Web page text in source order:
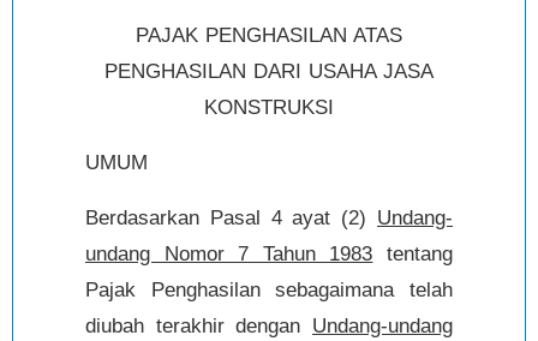
PAJAK PENGHASILAN ATAS
PENGHASILAN DARI USAHA JASA
KONSTRUKSI
UMUM
Berdasarkan Pasal 4 ayat (2) Undang-
undang Nomor 7 Tahun 1983 tentang
Pajak Penghasilan sebagaimana telah
diubah terakhir dengan Undang-undang